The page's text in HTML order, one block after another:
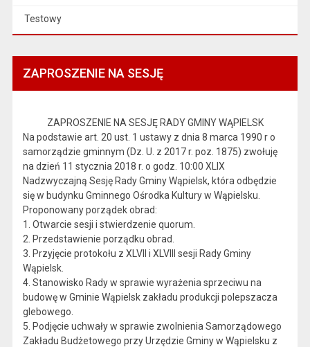
Testowy
ZAPROSZENIE NA SESJĘ
ZAPROSZENIE NA SESJĘ RADY GMINY WĄPIELSK
Na podstawie art. 20 ust. 1 ustawy z dnia 8 marca 1990 r o
samorządzie gminnym (Dz. U. z 2017 r. poz. 1875) zwołuję
na dzień 11 stycznia 2018 r. o godz. 10:00 XLIX
Nadzwyczajną Sesję Rady Gminy Wąpielsk, która odbędzie
się w budynku Gminnego Ośrodka Kultury w Wąpielsku.
Proponowany porządek obrad:
1. Otwarcie sesji i stwierdzenie quorum.
2. Przedstawienie porządku obrad.
3. Przyjęcie protokołu z XLVII i XLVIII sesji Rady Gminy
Wąpielsk.
4. Stanowisko Rady w sprawie wyrażenia sprzeciwu na
budowę w Gminie Wąpielsk zakładu produkcji polepszacza
glebowego.
5. Podjęcie uchwały w sprawie zwolnienia Samorządowego
Zakładu Budżetowego przy Urzędzie Gminy w Wąpielsku z